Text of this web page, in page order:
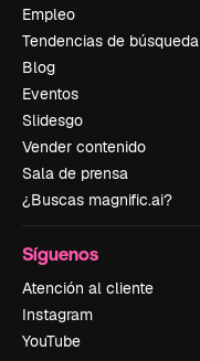
Empleo
Tendencias de búsqueda
Blog
Eventos
Slidesgo
Vender contenido
Sala de prensa
¿Buscas magnific.ai?
Síguenos
Atención al cliente
Instagram
YouTube